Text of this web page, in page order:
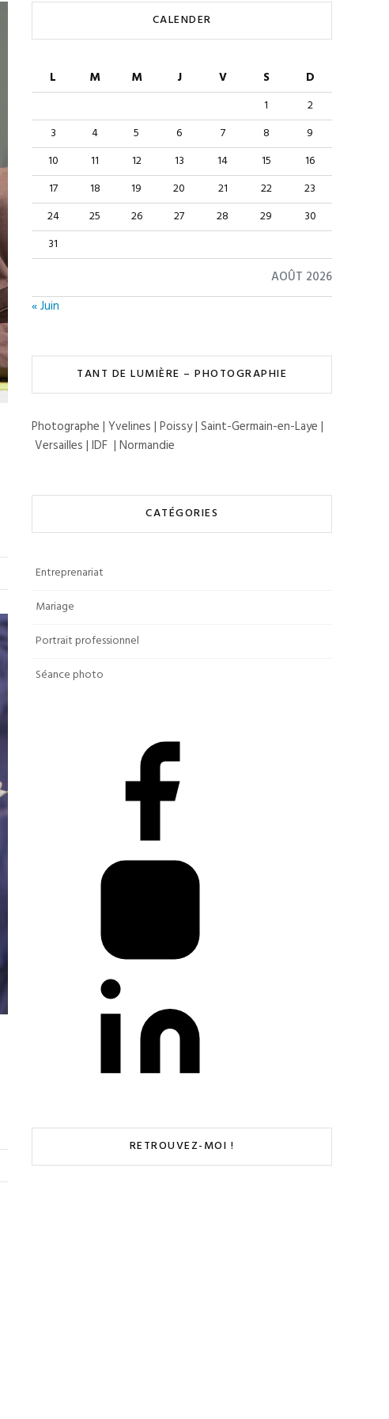
CALENDER
AOÛT 2026
L M M J V S D
1
2
3
4 5 6 7 8
9
10
11 12 13 14 15
16
17
18 19 20 21 22
23
24
25 26 27 28 29
30
31
« Juin
TANT DE LUMIÈRE – PHOTOGRAPHIE
Photographe | Yvelines | Poissy | Saint-Germain-en-Laye |
Versailles | IDF | Normandie
CATÉGORIES
Entreprenariat
Mariage
Portrait professionnel
Séance photo
RETROUVEZ-MOI !